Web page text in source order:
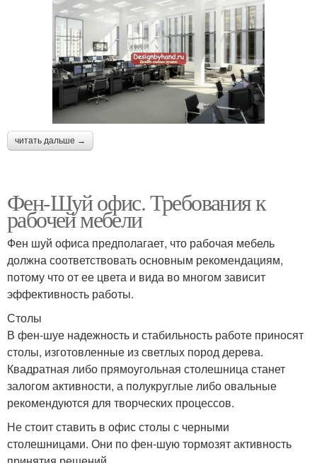
читать дальше →
Фен-Шуй офис. Требования к
рабочей мебели
Фен шуй офиса предполагает, что рабочая мебель
должна соответствовать основным рекомендациям,
потому что от ее цвета и вида во многом зависит
эффективность работы.
Столы
В фен-шуе надежность и стабильность работе приносят
столы, изготовленные из светлых пород дерева.
Квадратная либо прямоугольная столешница станет
залогом активности, а полукруглые либо овальные
рекомендуются для творческих процессов.
Не стоит ставить в офис столы с черными
столешницами. Они по фен-шую тормозят активность